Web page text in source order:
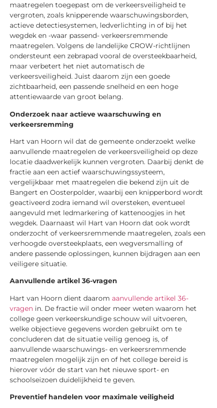
maatregelen toegepast om de verkeersveiligheid te
vergroten, zoals knipperende waarschuwingsborden,
actieve detectiesystemen, ledverlichting in of bij het
wegdek en -waar passend- verkeersremmende
maatregelen. Volgens de landelijke CROW-richtlijnen
ondersteunt een zebrapad vooral de oversteekbaarheid,
maar verbetert het niet automatisch de
verkeersveiligheid. Juist daarom zijn een goede
zichtbaarheid, een passende snelheid en een hoge
attentiewaarde van groot belang.
Onderzoek naar actieve waarschuwing en
verkeersremming
Hart van Hoorn wil dat de gemeente onderzoekt welke
aanvullende maatregelen de verkeersveiligheid op deze
locatie daadwerkelijk kunnen vergroten. Daarbij denkt de
fractie aan een actief waarschuwingssysteem,
vergelijkbaar met maatregelen die bekend zijn uit de
Bangert en Oosterpolder, waarbij een knipperbord wordt
geactiveerd zodra iemand wil oversteken, eventueel
aangevuld met ledmarkering of kattenoogjes in het
wegdek. Daarnaast wil Hart van Hoorn dat ook wordt
onderzocht of verkeersremmende maatregelen, zoals een
verhoogde oversteekplaats, een wegversmalling of
andere passende oplossingen, kunnen bijdragen aan een
veiligere situatie.
Aanvullende artikel 36-vragen
Hart van Hoorn dient daarom aanvullende artikel 36-
vragen in. De fractie wil onder meer weten waarom het
college geen verkeerskundige schouw wil uitvoeren,
welke objectieve gegevens worden gebruikt om te
concluderen dat de situatie veilig genoeg is, of
aanvullende waarschuwings- en verkeersremmende
maatregelen mogelijk zijn en of het college bereid is
hierover vóór de start van het nieuwe sport- en
schoolseizoen duidelijkheid te geven.
Preventief handelen voor maximale veiligheid